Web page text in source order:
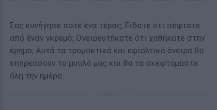
Σας κυνήγησε ποτέ ένα τέρας; Είδατε ότι πέφτατε
από έναν γκρεμό; Ονειρευτήκατε ότι χαθήκατε στην
έρημο; Αυτά τα τρομακτικά και εφιαλτικά όνειρα θα
επηρεάσουν το μυαλό μας και θα τα σκεφτόμαστε
όλη την ημέρα.